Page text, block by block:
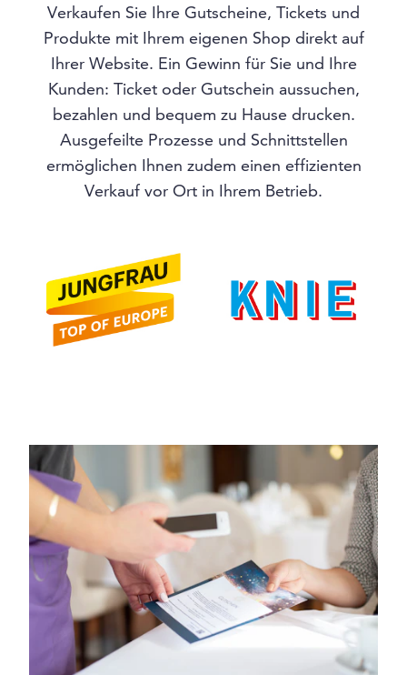
Verkaufen Sie Ihre Gutscheine, Tickets und
Produkte mit Ihrem eigenen Shop direkt auf
Ihrer Website. Ein Gewinn für Sie und Ihre
Kunden: Ticket oder Gutschein aussuchen,
bezahlen und bequem zu Hause drucken.
Ausgefeilte Prozesse und Schnittstellen
ermöglichen Ihnen zudem einen effizienten
Verkauf vor Ort in Ihrem Betrieb.